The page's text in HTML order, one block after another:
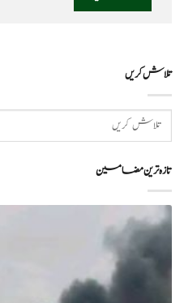
تلاش کریں
تازہ ترین مضامین